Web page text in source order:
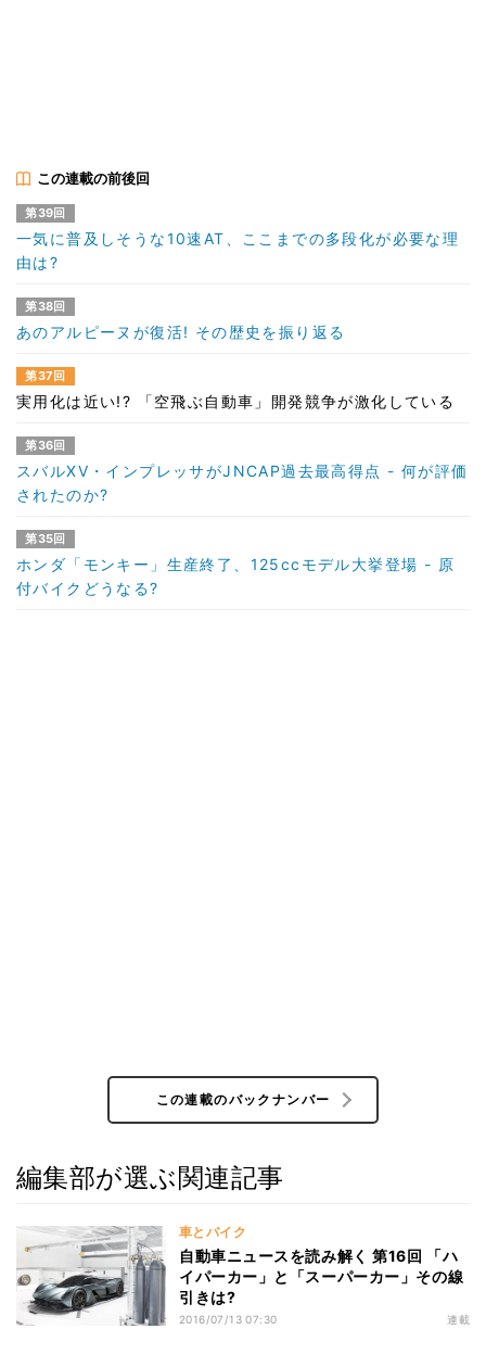
この連載の前後回
第39回
一気に普及しそうな10速AT、ここまでの多段化が必要な理
由は?
第38回
あのアルピーヌが復活! その歴史を振り返る
第37回
実用化は近い!? 「空飛ぶ自動車」開発競争が激化している
第36回
スバルXV・インプレッサがJNCAP過去最高得点 - 何が評価
されたのか?
第35回
ホンダ「モンキー」生産終了、125ccモデル大挙登場 - 原
付バイクどうなる?
この連載のバックナンバー
編集部が選ぶ関連記事
車とバイク
自動車ニュースを読み解く 第16回 「ハ
イパーカー」と「スーパーカー」その線
引きは?
2016/07/13 07:30 連載